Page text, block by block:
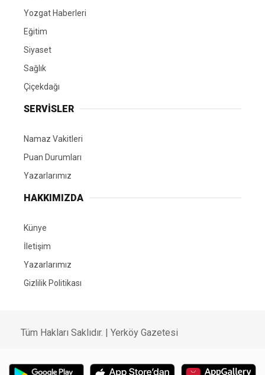
Yozgat Haberleri
Eğitim
Siyaset
Sağlık
Çiçekdağı
SERVİSLER
Namaz Vakitleri
Puan Durumları
Yazarlarımız
HAKKIMIZDA
Künye
İletişim
Yazarlarımız
Gizlilik Politikası
Tüm Hakları Saklıdır. | Yerköy Gazetesi